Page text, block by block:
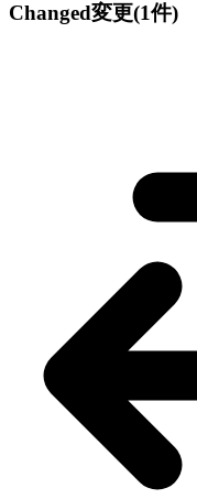
Changed変更(1件)